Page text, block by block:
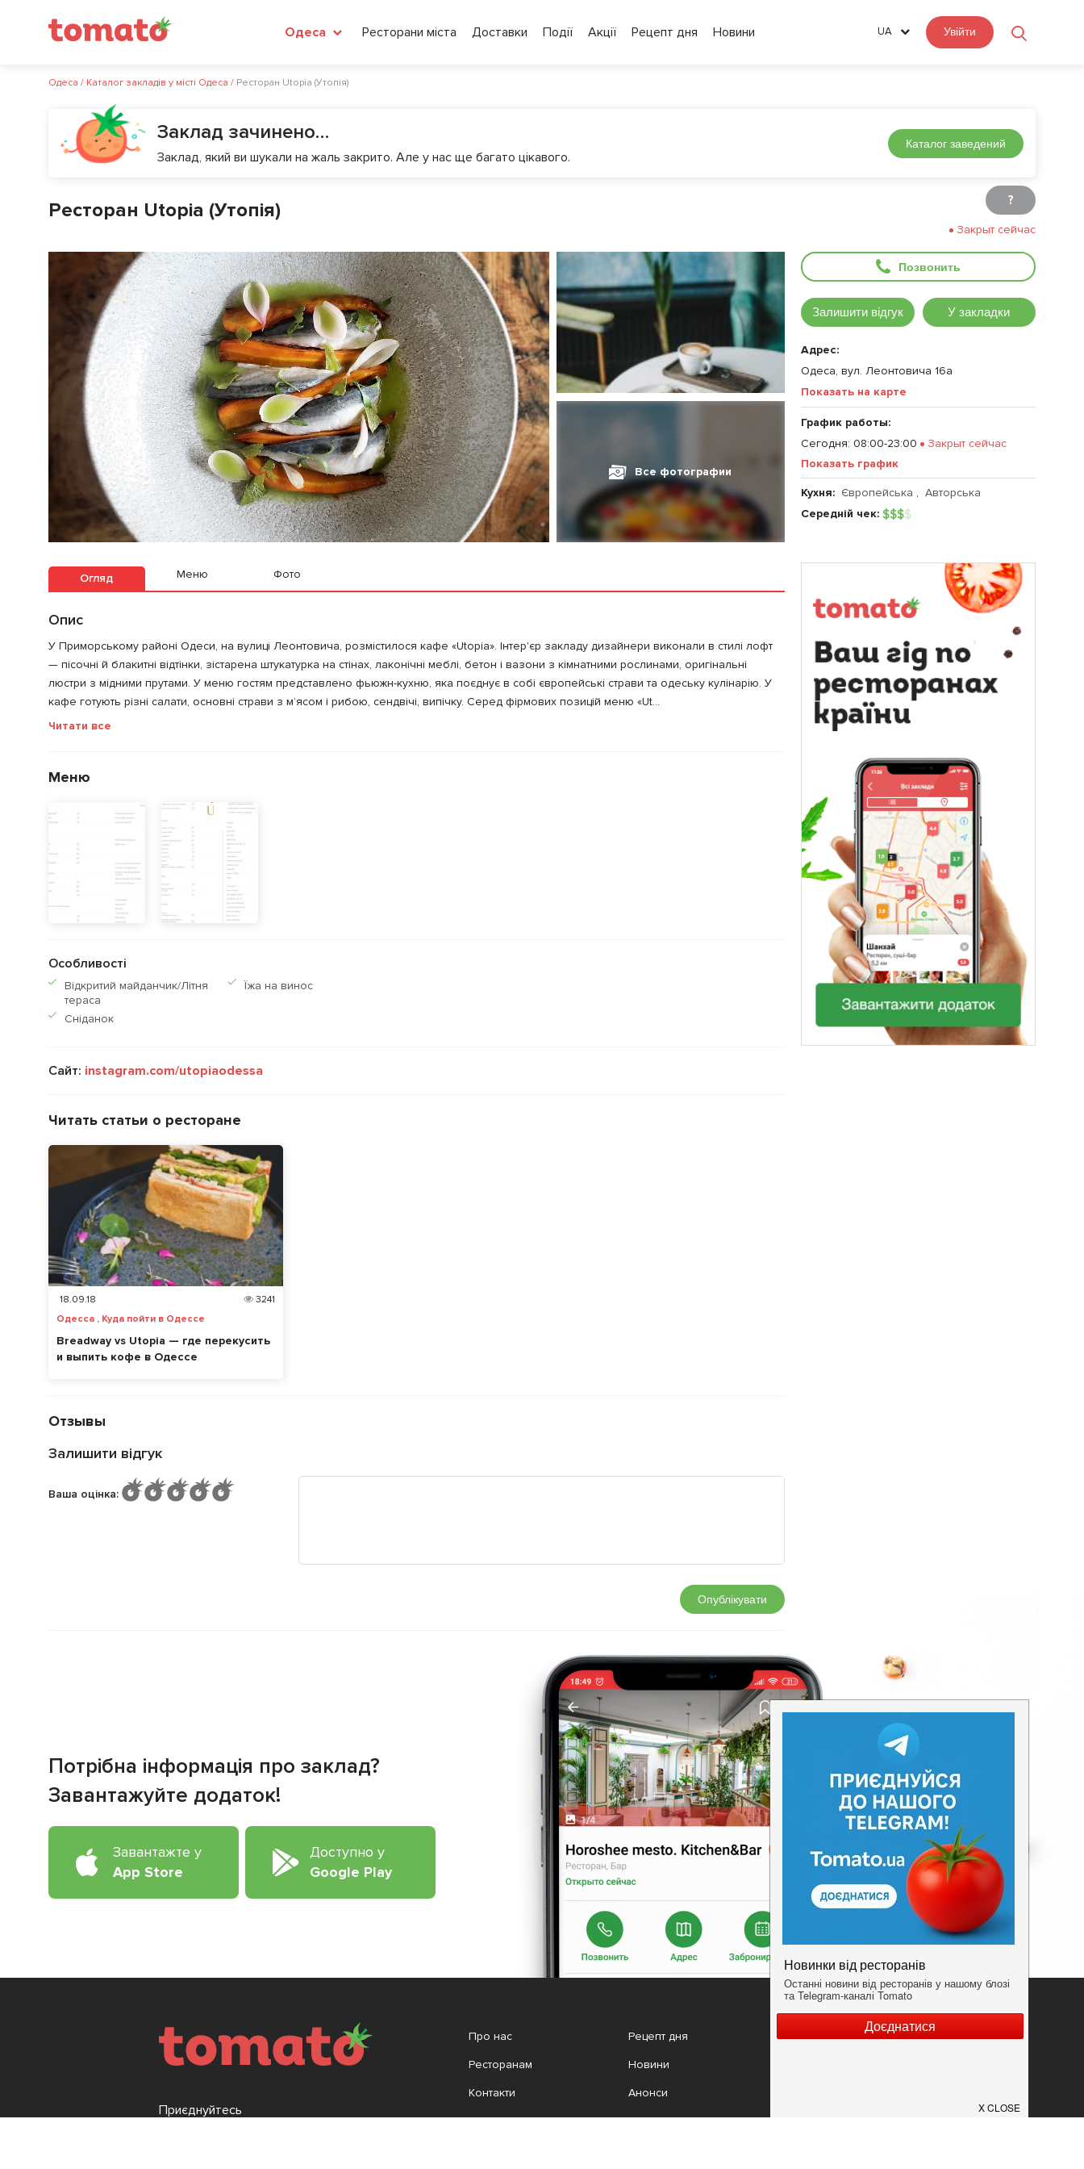
Одеса Ресторани міста Доставки Події Акції Рецепт дня Новини UA Увійти
Одеса / Каталог закладів у місті Одеса / Ресторан Utopia (Утопія)
Заклад зачинено…
Заклад, який ви шукали на жаль закрито. Але у нас ще багато цікавого.
Каталог заведений
Ресторан Utopia (Утопія) ?
Закрыт сейчас
Позвонить
Залишити відгук У закладки
Адрес:
Одеса, вул. Леонтовича 16а
Показать на карте
График работы:
Сегодня: 08:00-23:00
Закрыт сейчас
Показать график
Кухня: Європейська , Авторська
Середній чек: $$$$
Все фотографии
Огляд Меню Фото
Опис
У Приморському районі Одеси, на вулиці Леонтовича, розмістилося кафе «Utopia». Інтер'єр закладу дизайнери виконали в стилі лофт
— пісочні й блакитні відтінки, зістарена штукатурка на стінах, лаконічні меблі, бетон і вазони з кімнатними рослинами, оригінальні
люстри з мідними прутами. У меню гостям представлено фьюжн-кухню, яка поєднує в собі європейські страви та одеську кулінарію. У
кафе готують різні салати, основні страви з м’ясом і рибою, сендвічі, випічку. Серед фірмових позицій меню «Ut...
Читати все
Меню
Особливості
Відкритий майданчик/Літня
тераса
Їжа на винос
Сніданок
Сайт: instagram.com/utopiaodessa
Читать статьи о ресторане
18.09.18
3241
Одесса , Куда пойти в Одессе
Breadway vs Utopia — где перекусить
и выпить кофе в Одессе
Отзывы
Залишити відгук
Ваша оцінка:
Опублікувати
Потрібна інформація про заклад?
Завантажуйте додаток!
Завантажте у
App Store
Доступно у
Google Play
Приєднуйтесь
Про нас
Ресторанам
Контакти
Куди піти
Рецепт дня
Новини
Анонси
Здоров'я
Додати заклад